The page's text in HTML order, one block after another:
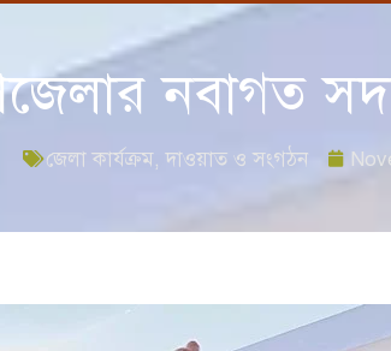
নবাগত
জেলা কার্যক্রম,দাওয়াত ও সংগঠন